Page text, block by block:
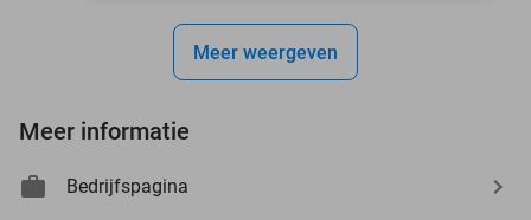
Meer weergeven
Meer informatie
Bedrijfspagina